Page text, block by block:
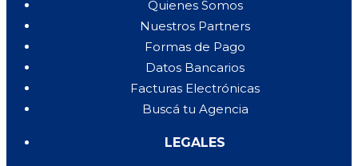
Quienes Somos
Nuestros Partners
Formas de Pago
Datos Bancarios
Facturas Electrónicas
Buscá tu Agencia
LEGALES